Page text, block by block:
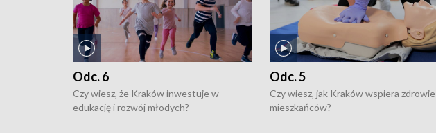
Odc. 6
Czy wiesz, że Kraków inwestuje w
edukację i rozwój młodych?
Odc. 5
Czy wiesz, jak Kraków wspiera zdrowie
mieszkańców?